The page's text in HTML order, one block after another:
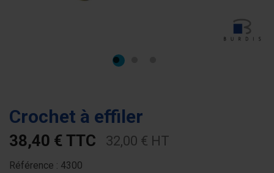
Crochet à effiler
38,40 € TTC 32,00 € HT
Référence : 4300